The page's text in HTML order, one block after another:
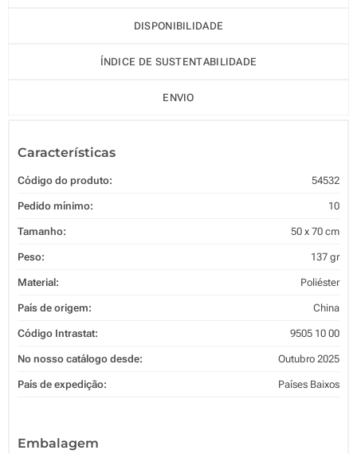
DISPONIBILIDADE
ÍNDICE DE SUSTENTABILIDADE
ENVIO
Características
Código do produto: 54532
Pedido mínimo: 10
Tamanho: 50 x 70 cm
Peso: 137 gr
Material: Poliéster
País de origem: China
Código Intrastat: 9505 10 00
No nosso catálogo desde: Outubro 2025
País de expedição: Países Baixos
Embalagem